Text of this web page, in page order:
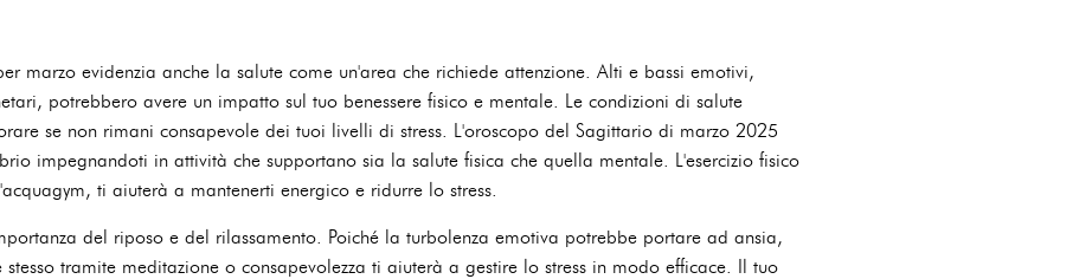
marzo evidenzia anche la salute come un'area che richiede attenzione. Alti e bassi emotivi,
potrebbero avere un impatto sul tuo benessere fisico e mentale. Le condizioni di salute
se non rimani consapevole dei tuoi livelli di stress. L'oroscopo del Sagittario di marzo 2025
impegnandoti in attività che supportano sia la salute fisica che quella mentale. L'esercizio fisico
ti aiuterà a mantenerti energico e ridurre lo stress.
del riposo e del rilassamento. Poiché la turbolenza emotiva potrebbe portare ad ansia,
tramite meditazione o consapevolezza ti aiuterà a gestire lo stress in modo efficace. Il tuo